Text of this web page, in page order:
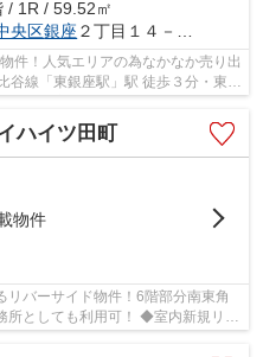
/ 1R / 59.52㎡
央区銀座 ２丁目１４－１６
件！人気エリアの為なかなか売り出
谷線「東銀座駅」駅 徒歩３分・東京
ハイツ田町
物件
バーサイド物件！6階部分南東角
所としても利用可！ ◆室内新規リノ